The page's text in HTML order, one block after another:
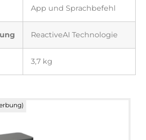
App und Sprachbefehl
ReactiveAI Technologie
3,7 kg